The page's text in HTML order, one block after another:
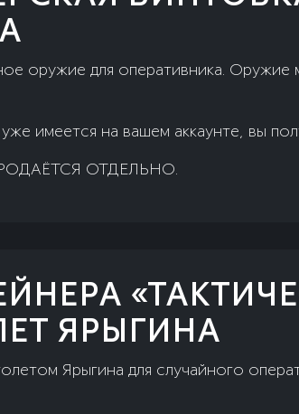
оружие для оперативника. Оружие
имеется на вашем аккаунте, вы
ОТДЕЛЬНО.
ЯРЫГИНА
Ярыгина для случайного